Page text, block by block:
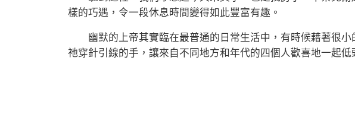
樣的巧遇，令一段休息時間變得如此豐富有趣。
幽默的上帝其實臨在最普通的日常生活中，有時候藉著很小
祂穿針引線的手，讓來自不同地方和年代的四個人歡喜地一起低